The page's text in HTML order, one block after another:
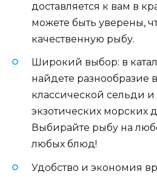
доставляется к вам в
можете быть уверены,
качественную рыбу.
Широкий выбор: в
найдете разнообразие
классической сельди и
экзотических морских
Выбирайте рыбу на
любых блюд!
Удобство и экономия